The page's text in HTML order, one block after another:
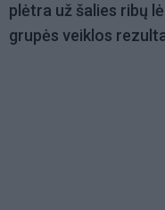
plėtra už šalies ribų
grupės veiklos